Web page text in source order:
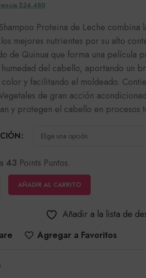
precios:
desde
$25,500
hasta
$43,000
$24,480
Proteina de Leche combina
mejores nutrientes por su alto
de Quinua que forma una película
del cabello, aportando un
y facilitando el moldeado.
de gran acción
y protegen el cabello en procesos
43 Points Puntos.
AÑADIR AL CARRITO
Añadir a la lista de
Agregar a Favoritos